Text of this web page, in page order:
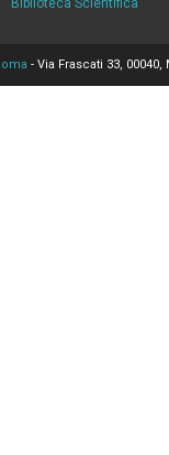
Biblioteca Scientifica
- Via Frascati 33,